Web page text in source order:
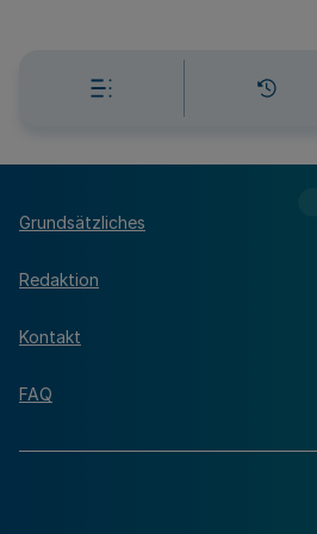
Grundsätzliches
Redaktion
Kontakt
FAQ